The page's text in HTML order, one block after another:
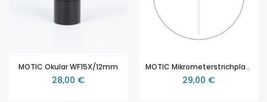
MOTIC Okular WF15X/12mm
28,00 €
MOTIC Mikrometerstrichplatte mit Fadenkreuz (Ø19mm), für MOTIC PM-Serie
29,00 €